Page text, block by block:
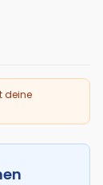
deine